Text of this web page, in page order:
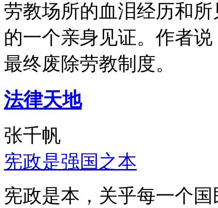
劳教场所的血泪经历和
的一个亲身见证。作者
最终废除劳教制度。
法律天地
张千帆
宪政是强国之本
宪政是本，关乎每一个